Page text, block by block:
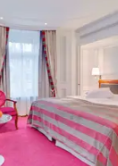
terrasse
quelle que soit
gastronomique.